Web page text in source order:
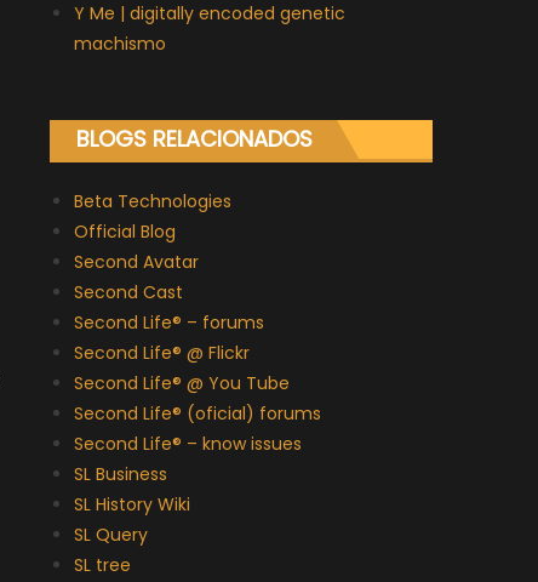
Y Me | digitally encoded genetic
machismo
BLOGS RELACIONADOS
Beta Technologies
Official Blog
Second Avatar
Second Cast
Second Life® – forums
Second Life® @ Flickr
Second Life® @ You Tube
Second Life® (oficial) forums
Second Life® – know issues
SL Business
SL History Wiki
SL Query
SL tree